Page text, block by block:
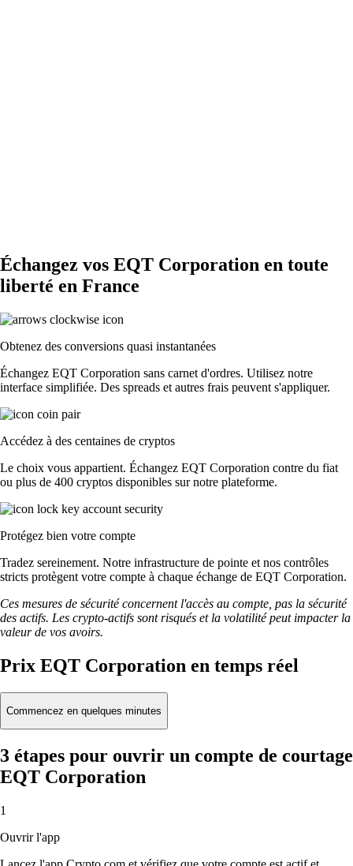
Échangez vos EQT Corporation en toute
liberté en France
Obtenez des conversions quasi instantanées
Échangez EQT Corporation sans carnet d'ordres. Utilisez notre
interface simplifiée. Des spreads et autres frais peuvent s'appliquer.
Accédez à des centaines de cryptos
Le choix vous appartient. Échangez EQT Corporation contre du fiat
ou plus de 400 cryptos disponibles sur notre plateforme.
Protégez bien votre compte
Tradez sereinement. Notre infrastructure de pointe et nos contrôles
stricts protègent votre compte à chaque échange de EQT Corporation.
Ces mesures de sécurité concernent l'accès au compte, pas la sécurité
des actifs. Les crypto-actifs sont risqués et la volatilité peut impacter la
valeur de vos avoirs.
Prix EQT Corporation en temps réel
Commencez en quelques minutes
3 étapes pour ouvrir un compte de courtage
EQT Corporation
1
Ouvrir l'app